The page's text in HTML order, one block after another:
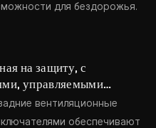
для бездорожья.
на защиту, с
управляемыми
вентиляционные
обеспечивают